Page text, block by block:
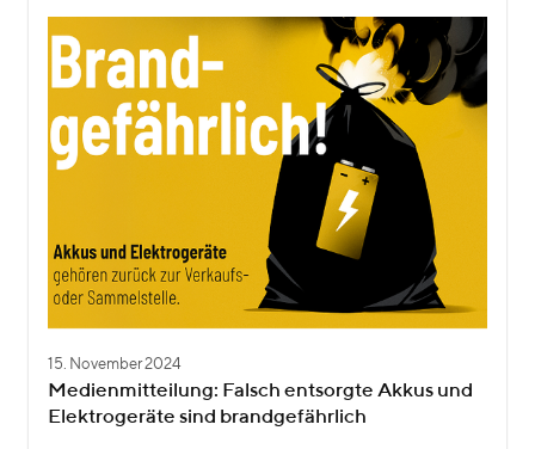
15. November 2024
Medienmitteilung: Falsch entsorgte Akkus und
Elektrogeräte sind brandgefährlich